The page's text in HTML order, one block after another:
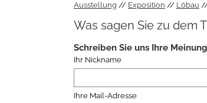
Ausstellung Exposition Löbau
Was sagen Sie zu dem
Schreiben Sie uns Ihre Meinung
Ihr Nickname
Ihre Mail-Adresse